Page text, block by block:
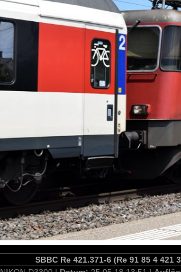
SBBC Re 421.371-6 (Re 91 85 4 421